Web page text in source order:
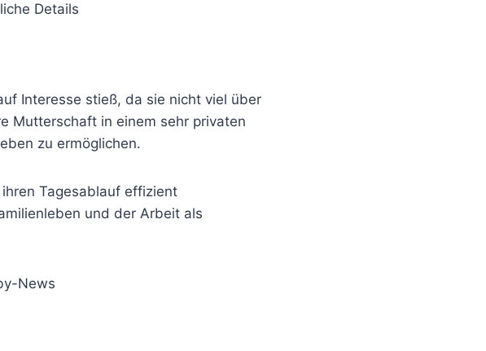
Interesse stieß, da sie nicht viel über
Mutterschaft in einem sehr privaten
zu ermöglichen.
Tagesablauf effizient
und der Arbeit als